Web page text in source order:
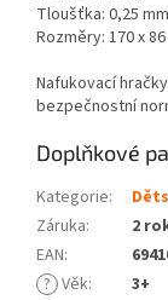
Tloušťka: 0,25 mm
Rozměry: 170 x
Nafukovací
bezpečnostní
Doplňkové
Kategorie:
Záruka:
2
EAN:
? Věk:
3+